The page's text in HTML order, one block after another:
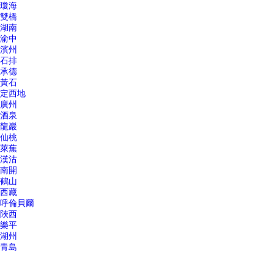
瓊海
雙橋
湖南
渝中
濱州
石排
承德
黃石
定西地
廣州
酒泉
龍巖
仙桃
萊蕪
漢沽
南開
鶴山
西藏
呼倫貝爾
陜西
樂平
湖州
青島